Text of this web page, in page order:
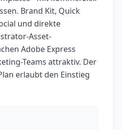
Brand Kit, Quick
und direkte
Asset-
Adobe Express
Teams attraktiv. Der
erlaubt den Einstieg